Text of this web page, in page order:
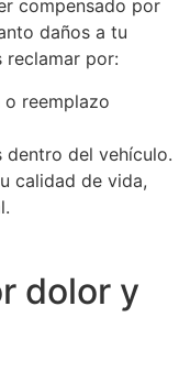
compensado por
daños a tu
reclamar por:
reemplazo
dentro del vehículo.
calidad de vida,
dolor y